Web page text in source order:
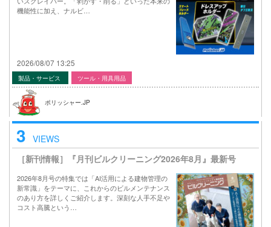
機能性に加え、ナルビ…
2026/08/07 13:25
製品・サービス ツール・用具用品
ポリッシャー.JP
3 VIEWS
［新刊情報］『月刊ビルクリーニング2026年8月』最新号
2026年8月号の特集では「AI活用による建物管理の
新常識」をテーマに、これからのビルメンテナンス
のあり方を詳しくご紹介します。深刻な人手不足や
コスト高騰という…